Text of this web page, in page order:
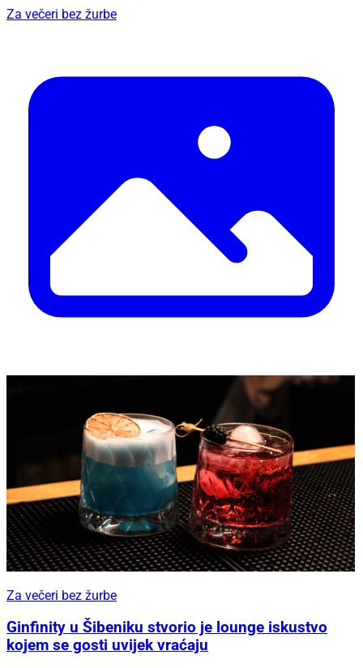
Za večeri bez žurbe
Za večeri bez žurbe
Ginfinity u Šibeniku stvorio je lounge iskustvo
kojem se gosti uvijek vraćaju